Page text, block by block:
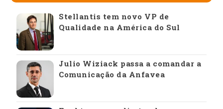
Stellantis tem novo VP de
Qualidade na América do Sul
Julio Wiziack passa a comandar a
Comunicação da Anfavea